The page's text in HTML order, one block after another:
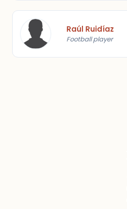
Raúl Ruidíaz
Football player